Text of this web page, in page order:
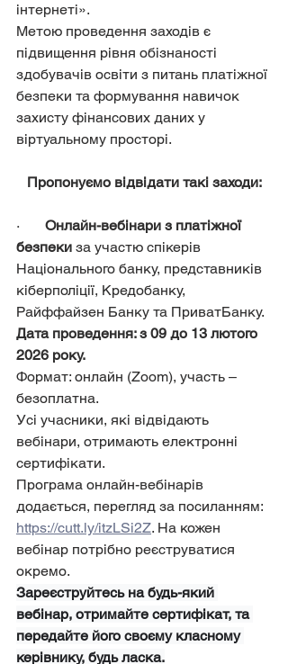
інтернеті».
Метою проведення заходів є
підвищення рівня обізнаності
здобувачів освіти з питань платіжної
безпеки та формування навичок
захисту фінансових даних у
віртуальному просторі.
Пропонуємо відвідати такі заходи:
· Онлайн-вебінари з платіжної
безпеки за участю спікерів
Національного банку, представників
кіберполіції, Кредобанку,
Райффайзен Банку та ПриватБанку.
Дата проведення: з 09 до 13 лютого
2026 року.
Формат: онлайн (Zoom), участь –
безоплатна.
Усі учасники, які відвідають
вебінари, отримають електронні
сертифікати.
Програма онлайн-вебінарів
додається, перегляд за посиланням:
https://cutt.ly/itzLSi2Z. На кожен
вебінар потрібно реєструватися
окремо.
Зареєструйтесь на будь-який
вебінар, отримайте сертифікат, та
передайте його своєму класному
керівнику, будь ласка.